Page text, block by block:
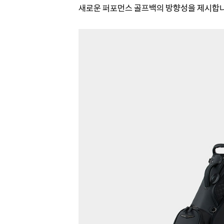
새로운 퍼포먼스 골프백의 방향성을 제시합